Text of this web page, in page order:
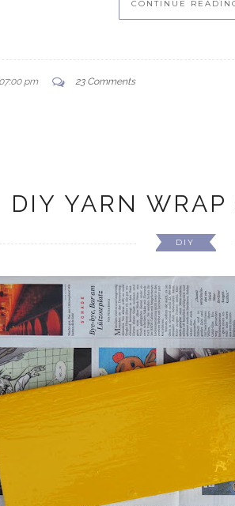
CONTINUE
pm 23 Comments
DIY YARN WRAP
DIY